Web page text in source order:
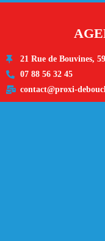
21 Rue de Bouvines,
07 88 56 32 45
contact@proxi-